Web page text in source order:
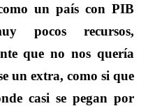
un país con PIB
pocos recursos,
que no nos quería
un extra, como si que
casi se pegan por